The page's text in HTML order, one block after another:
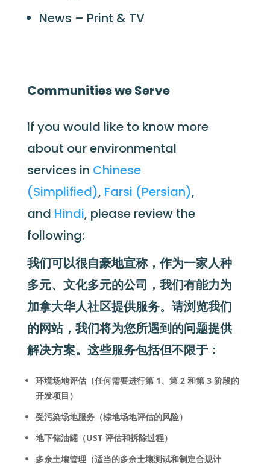
News – Print & TV
Communities we Serve
If you would like to know more
about our environmental
services in Chinese
(Simplified), Farsi (Persian),
and Hindi, please review the
following:
我们可以很自豪地宣称，作为一家人种
多元、文化多元的公司，我们有能力为
加拿大华人社区提供服务。请浏览我们
的网站，我们将为您所遇到的问题提供
解决方案。这些服务包括但不限于：
环境场地评估（任何需要进行第 1、第 2 和第 3 阶段的
开发项目）
受污染场地服务（棕地场地评估的风险）
地下储油罐（UST 评估和拆除过程）
多余土壤管理（适当的多余土壤测试和制定合规计